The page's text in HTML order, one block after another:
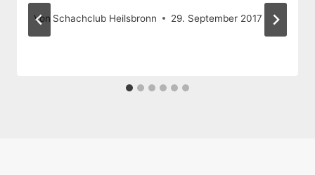
Von Schachclub Heilsbronn 29. September 2017